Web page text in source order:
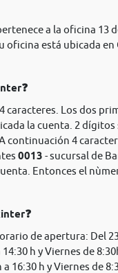
a la oficina 13
oficina está ubicada en
caracteres. Los dos
la cuenta. 2
continuación 4
0013 - sucursal de
Entonces el
de apertura: Del
h y Viernes de
16:30 h y Viernes de